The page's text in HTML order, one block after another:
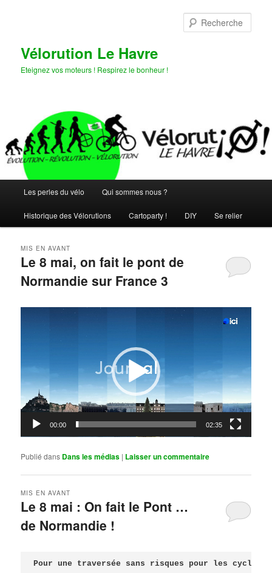
Vélorution Le Havre
Eteignez vos moteurs ! Respirez le bonheur !
principal
Les perles du vélo Qui sommes nous ?
Historique des Vélorutions Cartoparty ! DIY Se relier
Le 8 mai, on fait le pont de
Normandie sur France 3
MIS EN AVANT
00:00 02:35
Publié dans Dans les médias | Laisser un commentaire
Le 8 mai : On fait le Pont …
de Normandie !
MIS EN AVANT
Pour une traversée sans risques pour les